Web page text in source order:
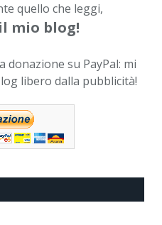
quello che leggi,
mio blog!
su PayPal: mi
libero dalla pubblicità!